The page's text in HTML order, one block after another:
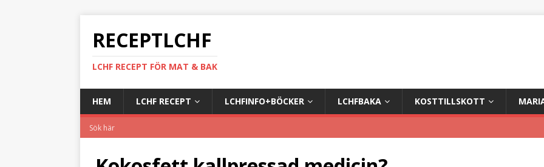
RECEPTLCHF
LCHF RECEPT FÖR MAT & BAK
HEM LCHF RECEPT LCHFINFO+BÖCKER LCHFBAKA KOSTTILLSKOTT